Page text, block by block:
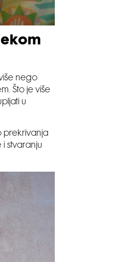
nego
Što je više
u
prekrivanja
stvaranju